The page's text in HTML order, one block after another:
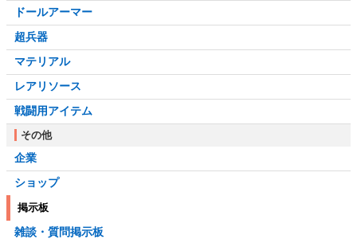
ドールアーマー
超兵器
マテリアル
レアリソース
戦闘用アイテム
その他
企業
ショップ
掲示板
雑談・質問掲示板